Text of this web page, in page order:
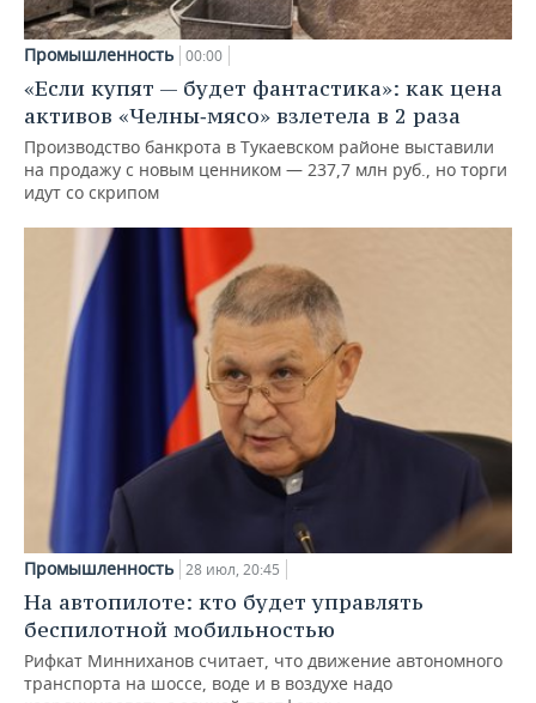
Промышленность 00:00
«Если купят — будет фантастика»: как цена
активов «Челны‑мясо» взлетела в 2 раза
Производство банкрота в Тукаевском районе выставили
на продажу с новым ценником — 237,7 млн руб., но торги
идут со скрипом
Промышленность 28 июл, 20:45
На автопилоте: кто будет управлять
беспилотной мобильностью
Рифкат Минниханов считает, что движение автономного
транспорта на шоссе, воде и в воздухе надо